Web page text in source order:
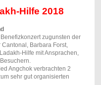
Hilfe 2018
zugunsten der
Barbara Forst,
Hilfe mit Ansprachen,
verbrachten 2
sehr gut organisierten